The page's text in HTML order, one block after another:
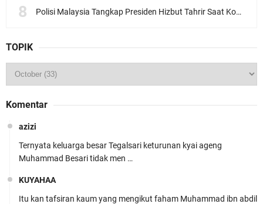
Polisi Malaysia Tangkap Presiden Hizbut Tahrir Saat Konferensi Pers
TOPIK
Komentar
azizi
Ternyata keluarga besar Tegalsari keturunan kyai ageng
Muhammad Besari tidak men …
KUYAHAA
Itu kan tafsiran kaum yang mengikut faham Muhammad ibn abdil